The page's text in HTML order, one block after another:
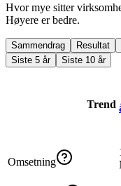
Hvor mye sitter
Høyere er bedre.
Sammendrag Resultat
Siste 5 år
Siste 10 år
Trend
Omsetning